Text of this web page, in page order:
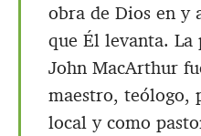
obra de Dios en y
que Él levanta.
John MacArthur
maestro, teólogo,
local y como